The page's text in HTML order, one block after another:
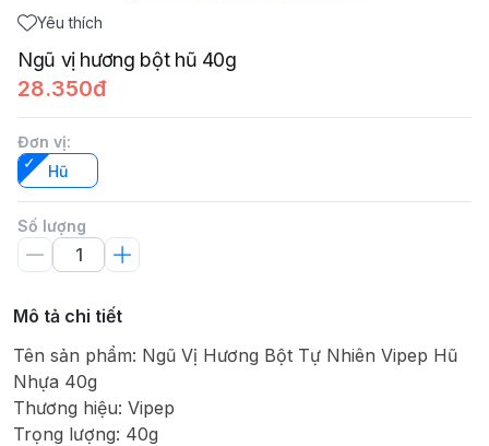
Yêu thích
Ngũ vị hương bột hũ 40g
28.350đ
Đơn vị:
Hũ
Số lượng
Mô tả chi tiết
Tên sản phẩm: Ngũ Vị Hương Bột Tự Nhiên Vipep Hũ
Nhựa 40g
Thương hiệu: Vipep
Trọng lượng: 40g